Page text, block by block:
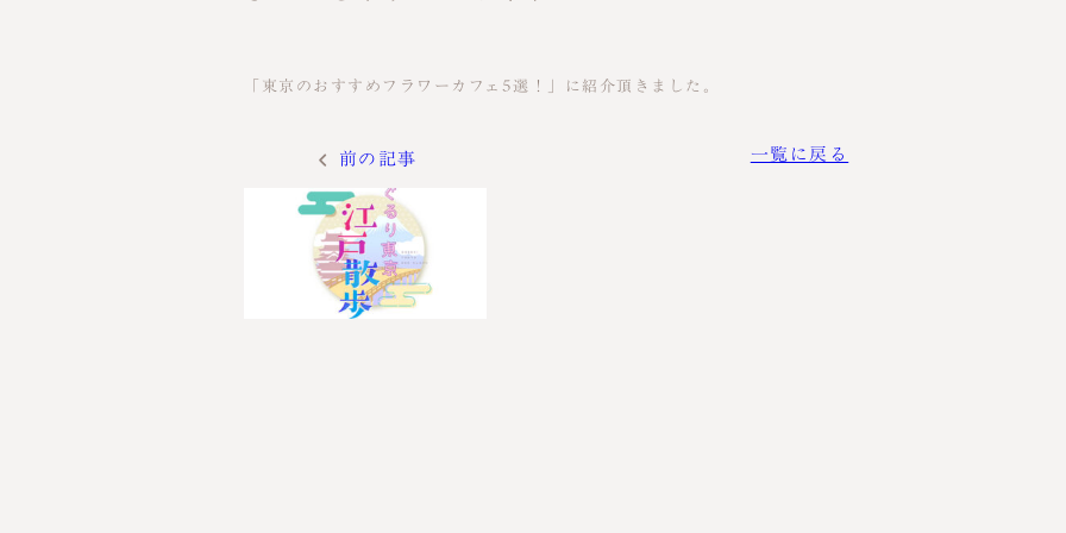
「東京のおすすめフラワーカフェ5選！」に紹介頂きました。
前の記事 一覧に戻る